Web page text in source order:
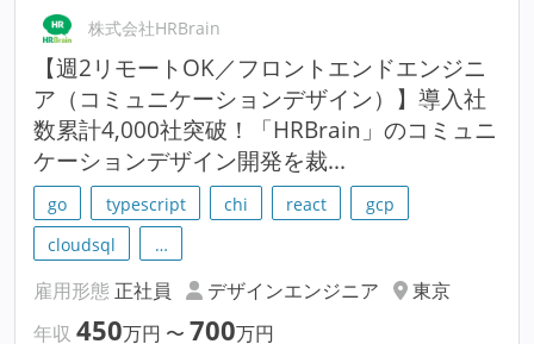
株式会社HRBrain
【週2リモートOK／フロントエンドエンジニ
ア（コミュニケーションデザイン）】導入社
数累計4,000社突破！「HRBrain」のコミュニ
ケーションデザイン開発を裁...
go typescript chi react
gcp
cloudsql
…
雇用形態 正社員 デザインエンジニア
東京
年収 450万円 〜 700万円